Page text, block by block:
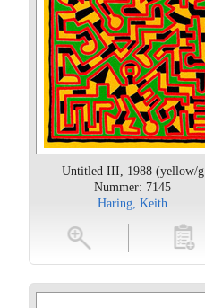
Untitled III, 1988 (yellow/g
Nummer: 7145
Haring, Keith
toevoegen